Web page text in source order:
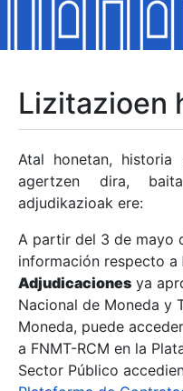
Erakutsi/Ezkutatu
Erakutsi/Ezkutatu
Erakutsi/Ezkutatu
Erakutsi/Ezkutatu
Erakutsi/Ezkutatu
Erakutsi/Ezkutatu
Lizitazioen
Atal honetan,
agertzen dira,
adjudikazioak ere:
A partir del 3 de mayo
información respecto a
Adjudicaciones ya
Nacional de Moneda y
Moneda, puede
a FNMT-RCM en la
Sector Público